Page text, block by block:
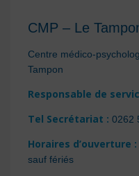
CMP – Le
Centre médico-
Tampon
Responsable de
Tel Secrétariat : 0262
Horaires d’ouverture :
sauf fériés